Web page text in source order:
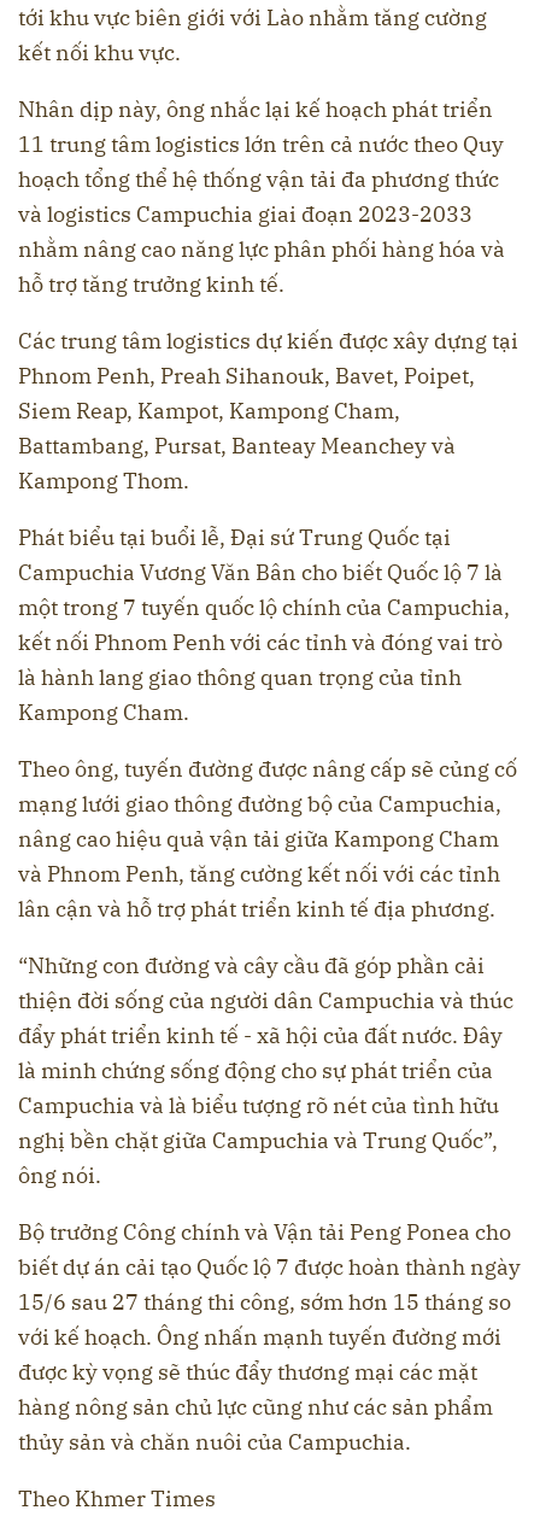
tới khu vực biên giới với Lào nhằm tăng cường
kết nối khu vực.
Nhân dịp này, ông nhắc lại kế hoạch phát triển
11 trung tâm logistics lớn trên cả nước theo Quy
hoạch tổng thể hệ thống vận tải đa phương thức
và logistics Campuchia giai đoạn 2023-2033
nhằm nâng cao năng lực phân phối hàng hóa và
hỗ trợ tăng trưởng kinh tế.
Các trung tâm logistics dự kiến được xây dựng tại
Phnom Penh, Preah Sihanouk, Bavet, Poipet,
Siem Reap, Kampot, Kampong Cham,
Battambang, Pursat, Banteay Meanchey và
Kampong Thom.
Phát biểu tại buổi lễ, Đại sứ Trung Quốc tại
Campuchia Vương Văn Bân cho biết Quốc lộ 7 là
một trong 7 tuyến quốc lộ chính của Campuchia,
kết nối Phnom Penh với các tỉnh và đóng vai trò
là hành lang giao thông quan trọng của tỉnh
Kampong Cham.
Theo ông, tuyến đường được nâng cấp sẽ củng cố
mạng lưới giao thông đường bộ của Campuchia,
nâng cao hiệu quả vận tải giữa Kampong Cham
và Phnom Penh, tăng cường kết nối với các tỉnh
lân cận và hỗ trợ phát triển kinh tế địa phương.
“Những con đường và cây cầu đã góp phần cải
thiện đời sống của người dân Campuchia và thúc
đẩy phát triển kinh tế - xã hội của đất nước. Đây
là minh chứng sống động cho sự phát triển của
Campuchia và là biểu tượng rõ nét của tình hữu
nghị bền chặt giữa Campuchia và Trung Quốc”,
ông nói.
Bộ trưởng Công chính và Vận tải Peng Ponea cho
biết dự án cải tạo Quốc lộ 7 được hoàn thành ngày
15/6 sau 27 tháng thi công, sớm hơn 15 tháng so
với kế hoạch. Ông nhấn mạnh tuyến đường mới
được kỳ vọng sẽ thúc đẩy thương mại các mặt
hàng nông sản chủ lực cũng như các sản phẩm
thủy sản và chăn nuôi của Campuchia.
Theo Khmer Times